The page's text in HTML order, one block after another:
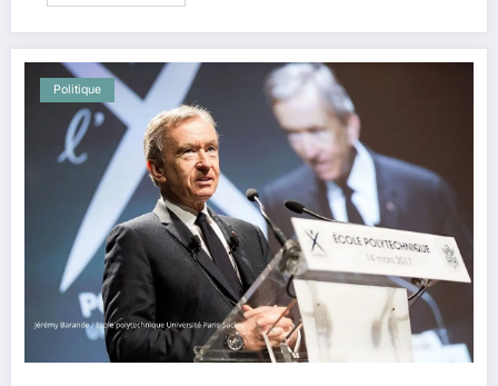
Politique